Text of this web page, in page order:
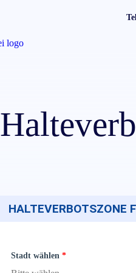
HALTEVERBOTSZONE
Stadt wählen